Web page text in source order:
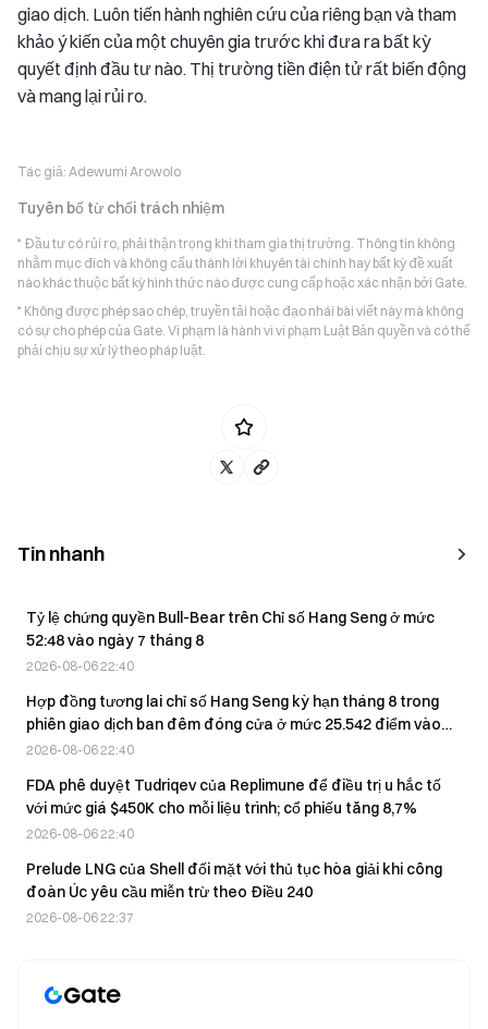
giao dịch. Luôn tiến hành nghiên cứu của riêng bạn và tham
khảo ý kiến của một chuyên gia trước khi đưa ra bất kỳ
quyết định đầu tư nào. Thị trường tiền điện tử rất biến động
và mang lại rủi ro.
Tác giả: Adewumi Arowolo
Tuyên bố từ chối trách nhiệm
* Đầu tư có rủi ro, phải thận trọng khi tham gia thị trường. Thông tin không
nhằm mục đích và không cấu thành lời khuyên tài chính hay bất kỳ đề xuất
nào khác thuộc bất kỳ hình thức nào được cung cấp hoặc xác nhận bởi Gate.
* Không được phép sao chép, truyền tải hoặc đạo nhái bài viết này mà không
có sự cho phép của Gate. Vi phạm là hành vi vi phạm Luật Bản quyền và có thể
phải chịu sự xử lý theo pháp luật.
Tin nhanh
Tỷ lệ chứng quyền Bull-Bear trên Chỉ số Hang Seng ở mức
52:48 vào ngày 7 tháng 8
2026-08-06 22:40
Hợp đồng tương lai chỉ số Hang Seng kỳ hạn tháng 8 trong
phiên giao dịch ban đêm đóng cửa ở mức 25.542 điểm vào
ngày 7 tháng 8, giảm 0,023%.
2026-08-06 22:40
FDA phê duyệt Tudriqev của Replimune để điều trị u hắc tố
với mức giá $450K cho mỗi liệu trình; cổ phiếu tăng 8,7%
2026-08-06 22:40
Prelude LNG của Shell đối mặt với thủ tục hòa giải khi công
đoàn Úc yêu cầu miễn trừ theo Điều 240
2026-08-06 22:37